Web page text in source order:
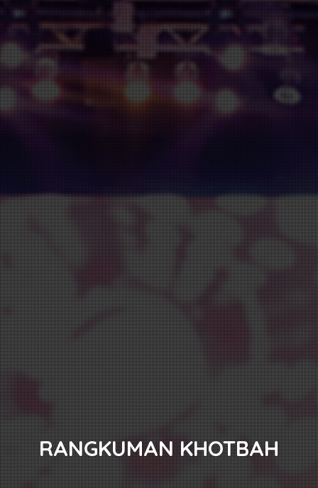
RANGKUMAN KHOTBAH